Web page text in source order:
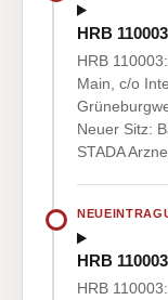
HRB 110003
HRB
Main, c/o
Neuer Sitz:
STADA
HRB 110003
HRB